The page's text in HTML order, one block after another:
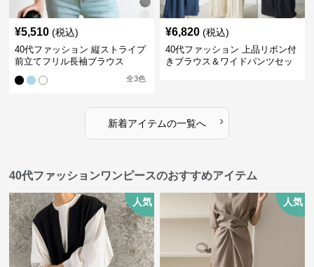
¥5,510 (税込)
40代ファッション 縦ストライプ
前立てフリル長袖ブラウス
全3色
¥6,820 (税込)
40代ファッション 上品リボン付
きブラウス＆ワイドパンツセッ
新着アイテムの一覧へ ›
40代ファッションワンピースのおすすめアイテム
人気 人気